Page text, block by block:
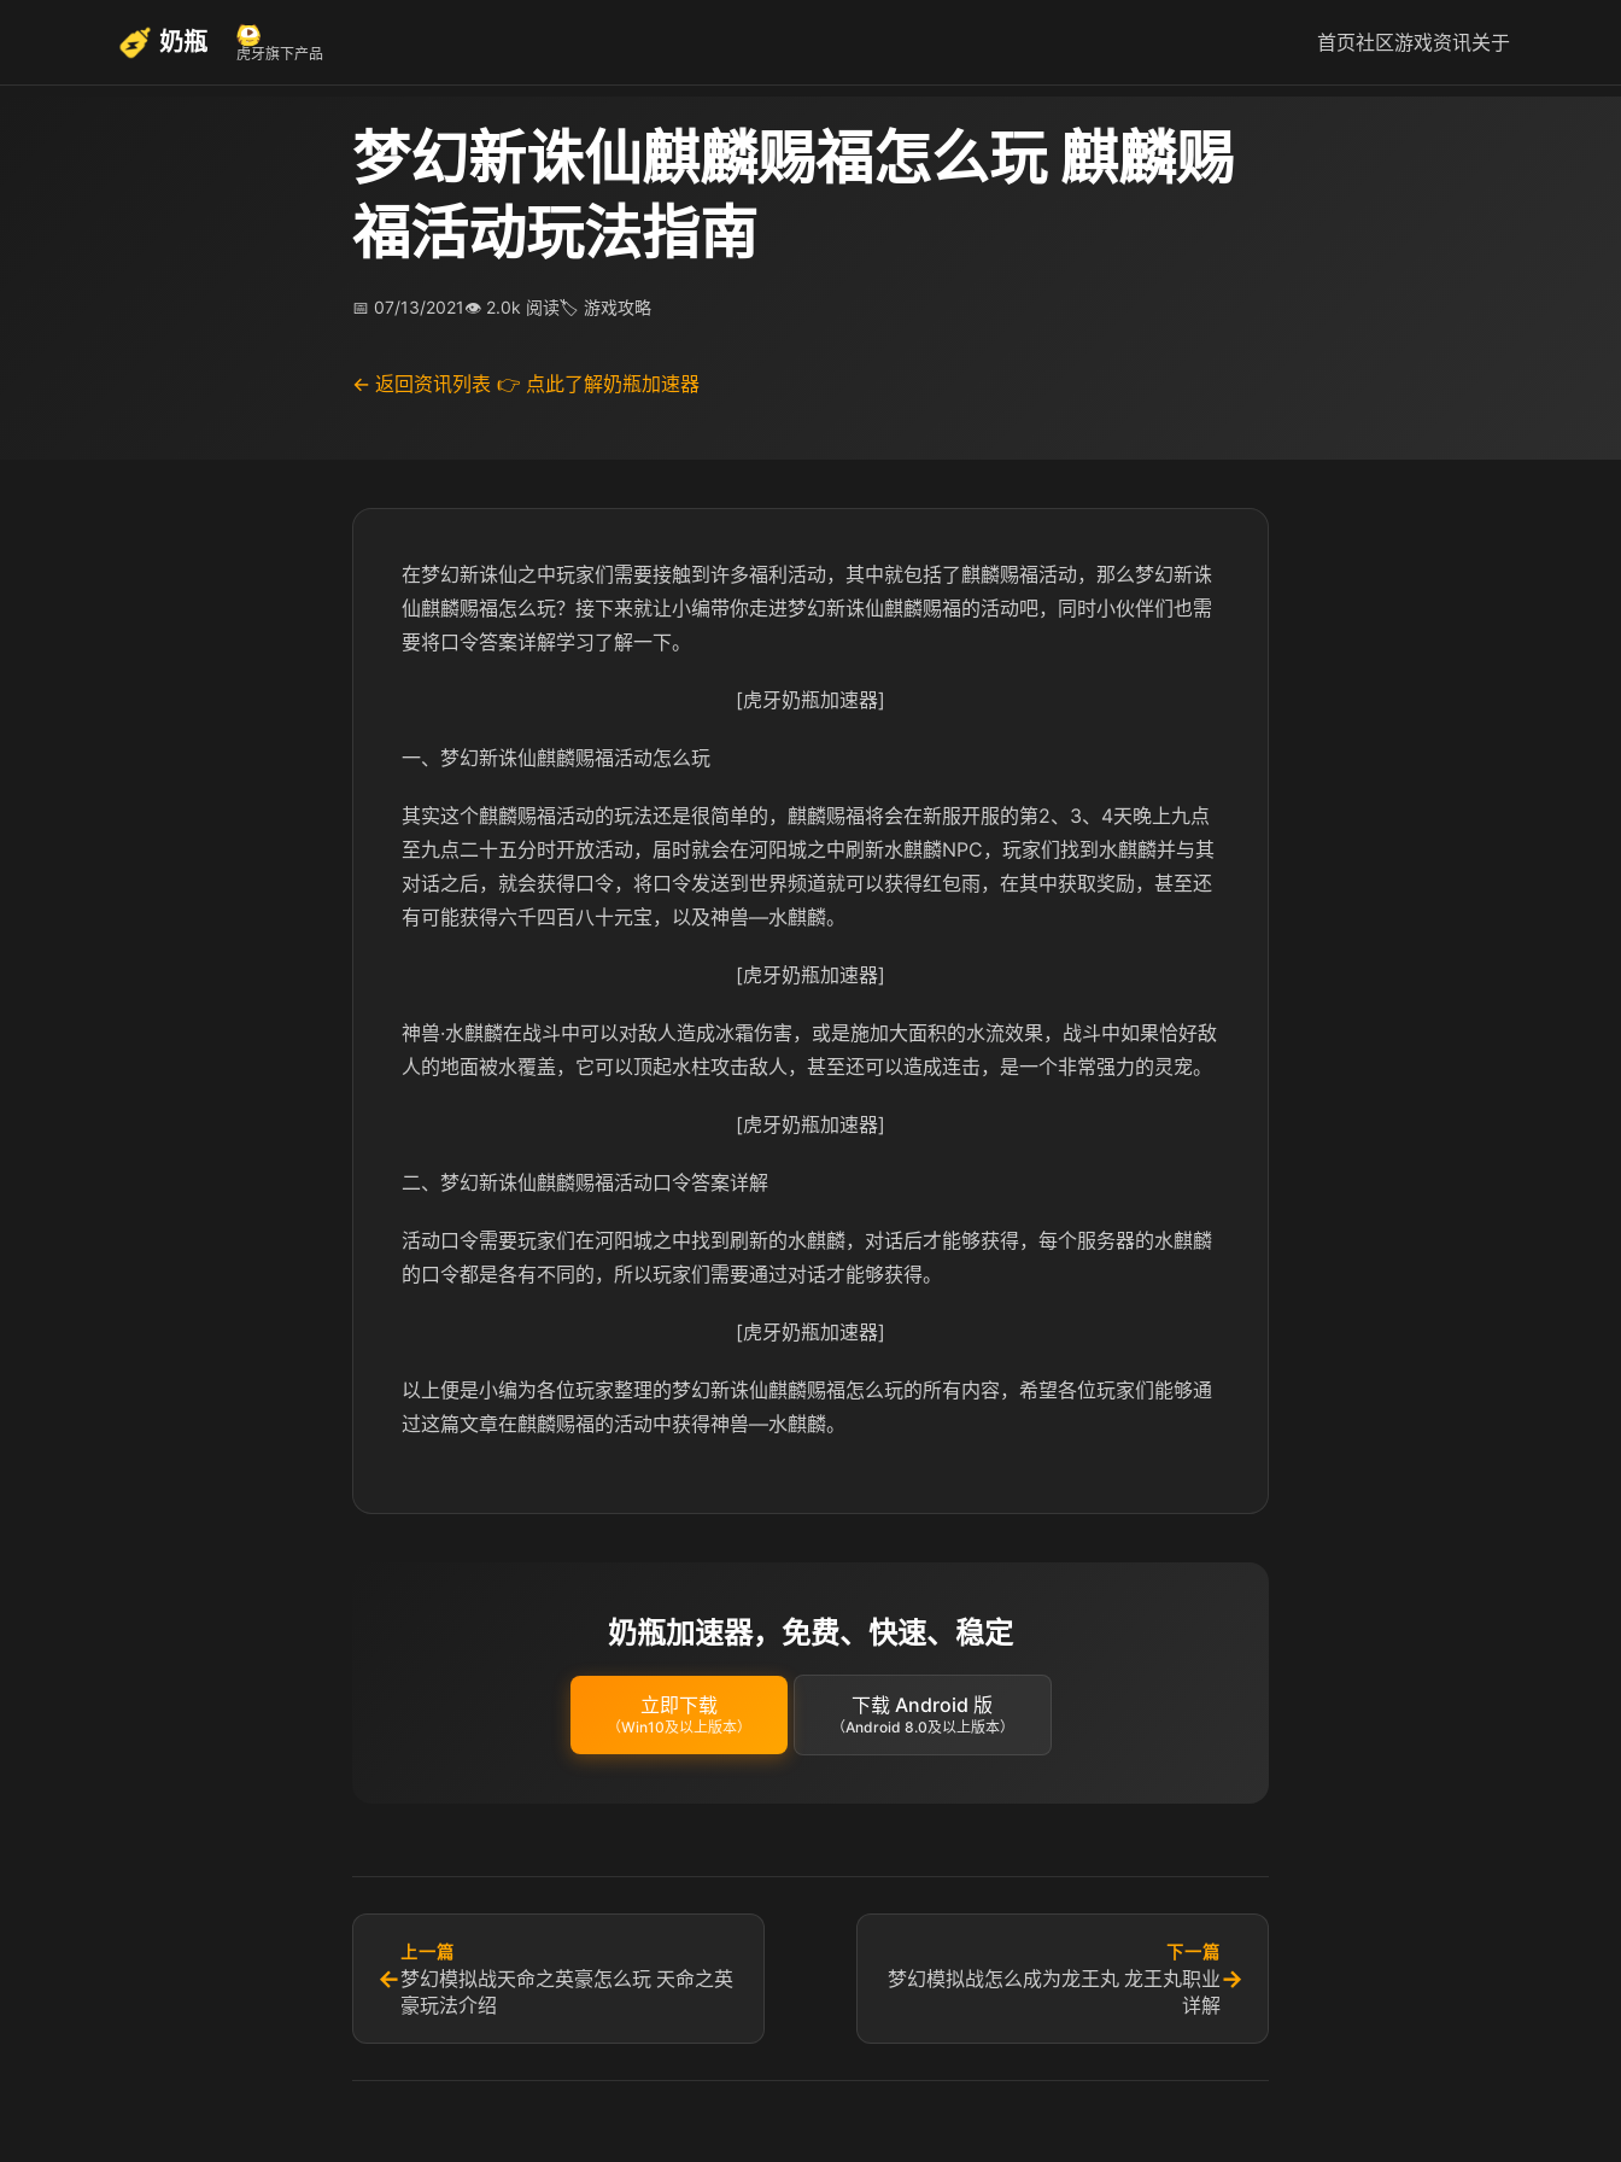
奶瓶 虎牙旗下产品 首页社区游戏资讯关于
梦幻新诛仙麒麟赐福怎么玩 麒麟赐
福活动玩法指南
📅 07/13/2021👁 2.0k 阅读🏷 游戏攻略
← 返回资讯列表 👉 点此了解奶瓶加速器
在梦幻新诛仙之中玩家们需要接触到许多福利活动，其中就包括了麒麟赐福活动，那么梦幻新诛
仙麒麟赐福怎么玩？接下来就让小编带你走进梦幻新诛仙麒麟赐福的活动吧，同时小伙伴们也需
要将口令答案详解学习了解一下。
[虎牙奶瓶加速器]
一、梦幻新诛仙麒麟赐福活动怎么玩
其实这个麒麟赐福活动的玩法还是很简单的，麒麟赐福将会在新服开服的第2、3、4天晚上九点
至九点二十五分时开放活动，届时就会在河阳城之中刷新水麒麟NPC，玩家们找到水麒麟并与其
对话之后，就会获得口令，将口令发送到世界频道就可以获得红包雨，在其中获取奖励，甚至还
有可能获得六千四百八十元宝，以及神兽—水麒麟。
[虎牙奶瓶加速器]
神兽·水麒麟在战斗中可以对敌人造成冰霜伤害，或是施加大面积的水流效果，战斗中如果恰好敌
人的地面被水覆盖，它可以顶起水柱攻击敌人，甚至还可以造成连击，是一个非常强力的灵宠。
[虎牙奶瓶加速器]
二、梦幻新诛仙麒麟赐福活动口令答案详解
活动口令需要玩家们在河阳城之中找到刷新的水麒麟，对话后才能够获得，每个服务器的水麒麟
的口令都是各有不同的，所以玩家们需要通过对话才能够获得。
[虎牙奶瓶加速器]
以上便是小编为各位玩家整理的梦幻新诛仙麒麟赐福怎么玩的所有内容，希望各位玩家们能够通
过这篇文章在麒麟赐福的活动中获得神兽—水麒麟。
奶瓶加速器，免费、快速、稳定
立即下载
（Win10及以上版本）
下载 Android 版
（Android 8.0及以上版本）
←
上一篇
梦幻模拟战天命之英豪怎么玩 天命之英
豪玩法介绍
下一篇
梦幻模拟战怎么成为龙王丸 龙王丸职业
详解
→